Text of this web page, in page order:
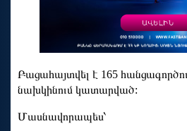
Բացահայտվել է 165
նախկինում կատարված:
Մասնավորապես՝